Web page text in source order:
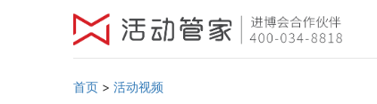
首页 > 活动视频